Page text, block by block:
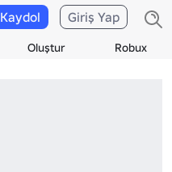
Oluştur Robux
Kaydol Giriş Yap